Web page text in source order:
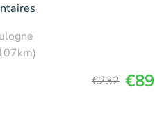
€232 €89